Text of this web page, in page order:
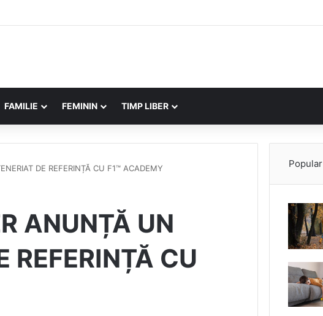
FAMILIE FEMININ TIMP LIBER
DE REFERINȚĂ CU F1™ ACADEMY
ANUNȚĂ UN
REFERINȚĂ CU
Popular